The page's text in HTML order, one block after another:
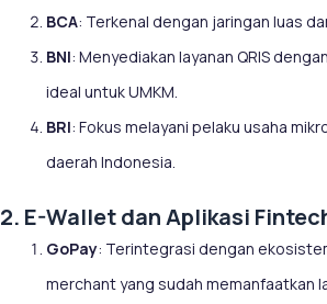
BCA: Terkenal dengan jaringan luas
BNI: Menyediakan layanan QRIS
ideal untuk UMKM.
BRI: Fokus melayani pelaku usaha
daerah Indonesia.
2. E-Wallet dan Aplikasi
GoPay: Terintegrasi dengan
merchant yang sudah memanfaatkan